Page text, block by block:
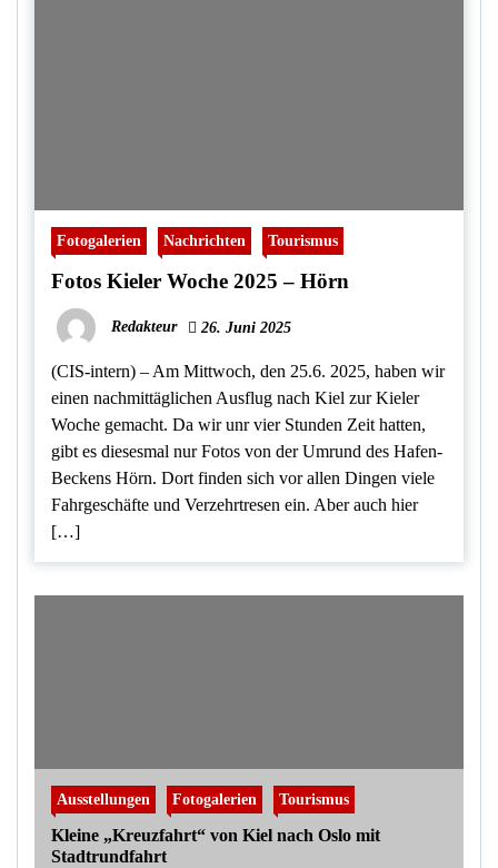
Fotogalerien Nachrichten Tourismus
Fotos Kieler Woche 2025 – Hörn
Redakteur 26. Juni 2025
(CIS-intern) – Am Mittwoch, den 25.6. 2025, haben wir
einen nachmittäglichen Ausflug nach Kiel zur Kieler
Woche gemacht. Da wir unr vier Stunden Zeit hatten,
gibt es diesesmal nur Fotos von der Umrund des Hafen-
Beckens Hörn. Dort finden sich vor allen Dingen viele
Fahrgeschäfte und Verzehrtresen ein. Aber auch hier
[…]
Ausstellungen Fotogalerien Tourismus
Kleine „Kreuzfahrt“ von Kiel nach Oslo mit
Stadtrundfahrt